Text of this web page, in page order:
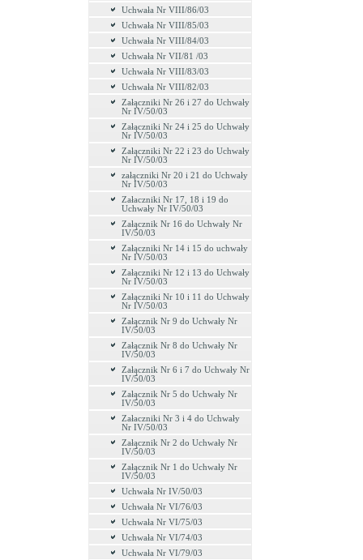
Uchwała Nr VIII/86/03
Uchwała Nr VIII/85/03
Uchwała Nr VIII/84/03
Uchwała Nr VII/81 /03
Uchwała Nr VIII/83/03
Uchwała Nr VIII/82/03
Załączniki Nr 26 i 27 do Uchwały
Nr IV/50/03
Załączniki Nr 24 i 25 do Uchwały
Nr IV/50/03
Załączniki Nr 22 i 23 do Uchwały
Nr IV/50/03
załączniki Nr 20 i 21 do Uchwały
Nr IV/50/03
Załaczniki Nr 17, 18 i 19 do
Uchwały Nr IV/50/03
Załącznik Nr 16 do Uchwały Nr
IV/50/03
Załączniki Nr 14 i 15 do uchwały
Nr IV/50/03
Załączniki Nr 12 i 13 do Uchwały
Nr IV/50/03
Załączniki Nr 10 i 11 do Uchwały
Nr IV/50/03
Załącznik Nr 9 do Uchwały Nr
IV/50/03
Załącznik Nr 8 do Uchwały Nr
IV/50/03
Załącznik Nr 6 i 7 do Uchwały Nr
IV/50/03
Załącznik Nr 5 do Uchwały Nr
IV/50/03
Załaczniki Nr 3 i 4 do Uchwały
Nr IV/50/03
Załącznik Nr 2 do Uchwały Nr
IV/50/03
Załącznik Nr 1 do Uchwały Nr
IV/50/03
Uchwała Nr IV/50/03
Uchwała Nr VI/76/03
Uchwała Nr VI/75/03
Uchwała Nr VI/74/03
Uchwała Nr VI/79/03